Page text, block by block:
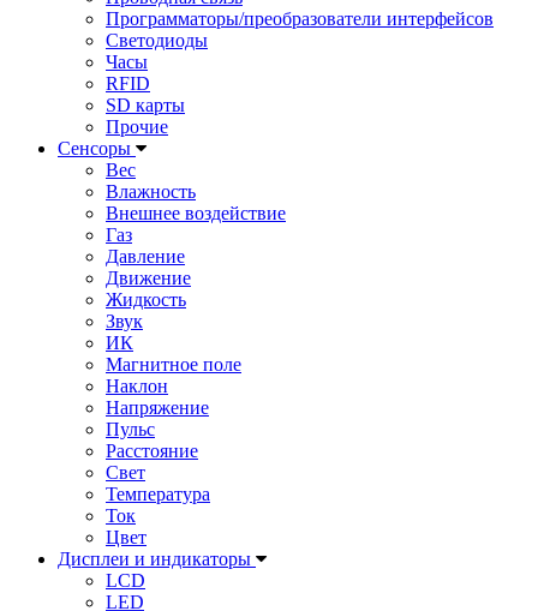
Программаторы/преобразователи интерфейсов
Светодиоды
Часы
RFID
SD карты
Прочие
Сенсоры
Вес
Влажность
Внешнее воздействие
Газ
Давление
Движение
Жидкость
Звук
ИК
Магнитное поле
Наклон
Напряжение
Пульс
Расстояние
Свет
Температура
Ток
Цвет
Дисплеи и индикаторы
LCD
LED